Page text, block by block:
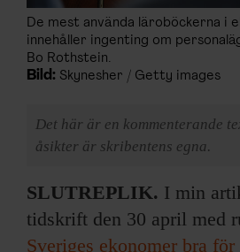
De mest använda läroböckerna i
innehåller ingenting om
Bo Rothstein.
Bild: Skynesher / Getty images
Det här är en kommenterande
åsikter är skribentens egna.
SLUTREPLIK. I min
tidskrift den 30 april med
Sveriges ekonomer bra för